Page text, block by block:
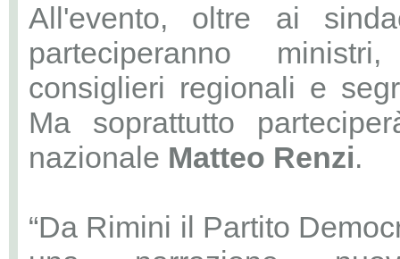
All'evento, oltre ai
parteciperanno
consiglieri regionali e
Ma soprattutto
nazionale Matteo Renzi.
“Da Rimini il Partito